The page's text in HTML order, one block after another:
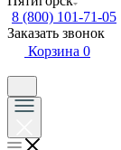
8 (800) 101-71-05
Заказать звонок
Корзина 0